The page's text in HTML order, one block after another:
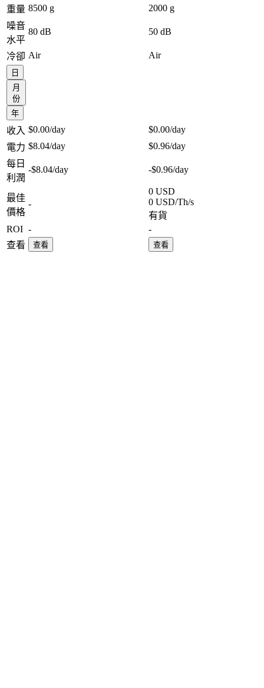
重量 8500 g
2000 g
噪音
水平
80 dB 50 dB
冷卻 Air Air
日
月
份
年
收入 $0.00/day $0.00/day
電力 $8.04/day $0.96/day
每日
利潤
-$8.04/day -$0.96/day
最佳
價格
-
0 USD
0 USD/Th/s
有貨
ROI -
-
查看
查看 查看